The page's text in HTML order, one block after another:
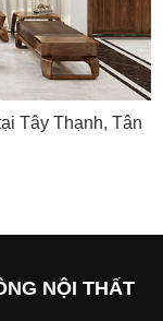
Tây Thạnh, Tân
NỘI THẤT